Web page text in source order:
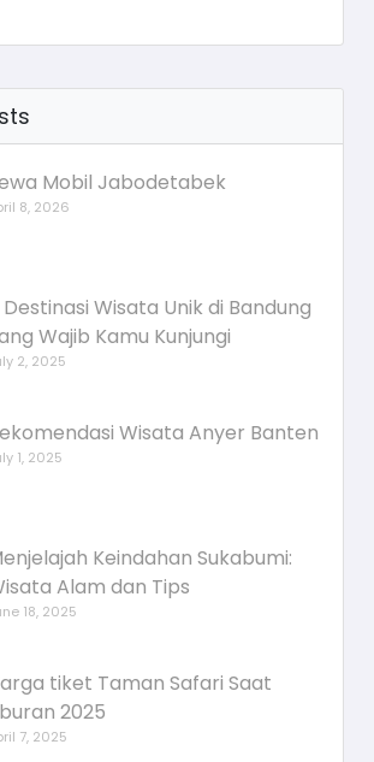
Mobil Jabodetabek
8, 2026
Destinasi Wisata Unik di Bandung
Wajib Kamu Kunjungi
2, 2025
Wisata Anyer Banten
1, 2025
Keindahan Sukabumi:
Alam dan Tips
18, 2025
tiket Taman Safari Saat
2025
7, 2025